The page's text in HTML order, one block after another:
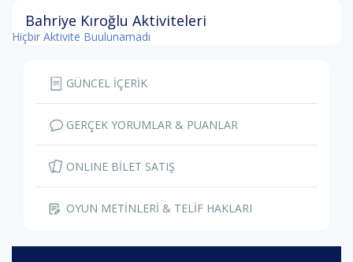
Bahriye Kıroğlu Aktiviteleri
Hiçbir Aktivite Buulunamadı
GÜNCEL İÇERİK
GERÇEK YORUMLAR & PUANLAR
ONLINE BİLET SATIŞ
OYUN METİNLERİ & TELİF HAKLARI